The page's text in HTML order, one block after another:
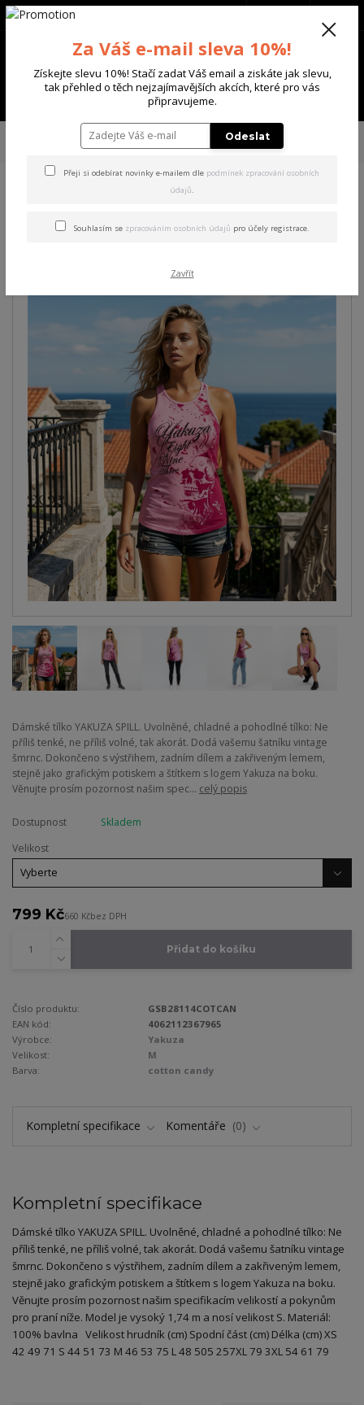
Menu
+420 702 136 620
TRIČKA & TÍLKA
Yakuza dámské tílko Spill Urban
Urban Tanktop
Dámské tílko YAKUZA SPILL. Uvolněné, chladné a pohodlné tílko: Ne
příliš tenké, ne příliš volné, tak akorát. Dodá vašemu šatníku vintage
šmrnc. Dokončeno s výstřihem, zadním dílem a zakřiveným lemem,
stejně jako grafickým potiskem a štítkem s logem Yakuza na boku.
Věnujte prosím pozornost našim spec... celý popis
Dostupnost
Skladem
Velikost
799 Kč660 Kčbez DPH
Přidat do košíku
Číslo produktu:
GSB28114COTCAN
EAN kód:
4062112367965
Výrobce:
Yakuza
Velikost:
M
Barva:
cotton candy
Kompletní specifikace Komentáře 0
Kompletní specifikace
Dámské tílko YAKUZA SPILL. Uvolněné, chladné a pohodlné tílko: Ne
příliš tenké, ne příliš volné, tak akorát. Dodá vašemu šatníku vintage
šmrnc. Dokončeno s výstřihem, zadním dílem a zakřiveným lemem,
stejně jako grafickým potiskem a štítkem s logem Yakuza na boku.
Věnujte prosím pozornost našim specifikacím velikostí a pokynům
pro praní níže. Model je vysoký 1,74 m a nosí velikost S. Materiál:
100% bavlna Velikost hrudník (cm) Spodní část (cm) Délka (cm) XS
42 49 71 S 44 51 73 M 46 53 75 L 48 505 257XL 79 3XL 54 61 79
Za Váš e-mail sleva 10%!
Získejte slevu 10%! Stačí zadat Váš email a ziskáte jak slevu,
tak přehled o těch nejzajímavějších akcích, které pro vás
připravujeme.
Odeslat
Přeji si odebírat novinky e-mailem dle podmínek zpracování osobních
údajů.
Souhlasím se zpracováním osobních údajů pro účely registrace.
Zavřít